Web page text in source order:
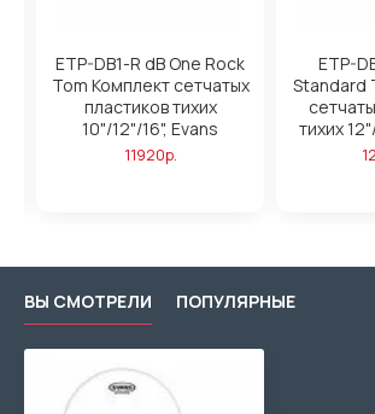
ETP-DB1-R dB One Rock
Tom Комплект сетчатых
пластиков тихих
10"/12"/16", Evans
11920р.
ETP-
Standard
тихих
ВЫ СМОТРЕЛИ ПОПУЛЯРНЫЕ